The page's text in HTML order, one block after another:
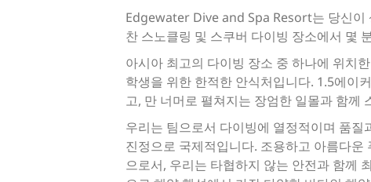
Edgewater Dive and Spa Resort는 당신이
찬 스노클링 및 스쿠버 다이빙 장소에서 몇
아시아 최고의 다이빙 장소 중 하나에 위치
학생을 위한 한적한 안식처입니다. 1.5에이
고, 만 너머로 펼쳐지는 장엄한 일몰과 함께
우리는 팀으로서 다이빙에 열정적이며 품
진정으로 국제적입니다. 조용하고 아름다
으로서, 우리는 타협하지 않는 안전과 함께